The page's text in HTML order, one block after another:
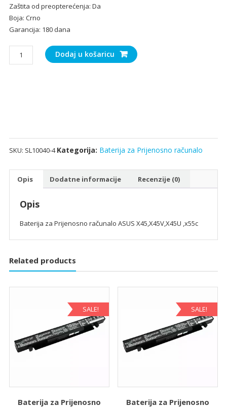
Zaštita od preopterećenja: Da
Boja: Crno
Garancija: 180 dana
Baterija
za
Dodaj u košaricu
SKU: SL10040-4 Kategorija: Baterija za Prijenosno računalo
Opis Dodatne informacije Recenzije (0)
Opis
Baterija za Prijenosno računalo ASUS X45,X45V,X45U ,x55c
Related products
SALE!
Baterija za Prijenosno
SALE!
Baterija za Prijenosno